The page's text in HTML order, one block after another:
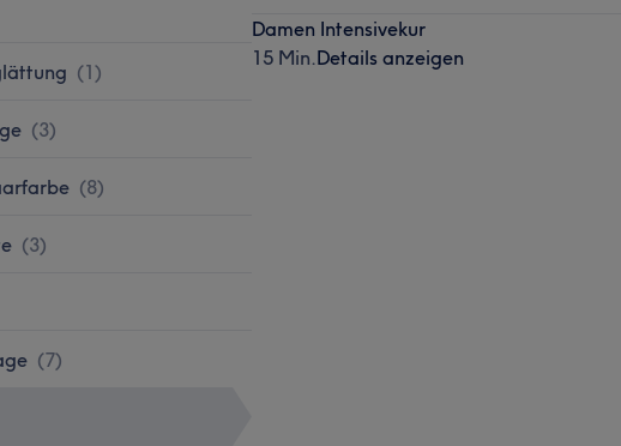
(1)
(3)
(8)
(3)
(7)
Damen Intensivekur
15 Min.Details anzeigen